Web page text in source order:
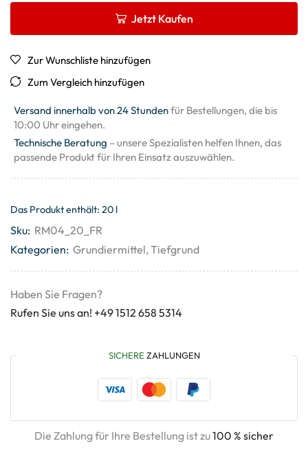
Jetzt Kaufen
Zur Wunschliste hinzufügen
Zum Vergleich hinzufügen
Versand innerhalb von 24 Stundenfür Bestellungen, die bis
10:00 Uhr eingehen.
Technische Beratung – unsere Spezialisten helfen Ihnen, das
passende Produkt für Ihren Einsatz auszuwählen.
Das Produkt enthält: 20 l
Sku: RM04_20_FR
Kategorien: Grundiermittel, Tiefgrund
Haben Sie Fragen?
Rufen Sie uns an! +49 1512 658 5314
SICHERE ZAHLUNGEN
Die Zahlung für Ihre Bestellung ist zu100 % sicher